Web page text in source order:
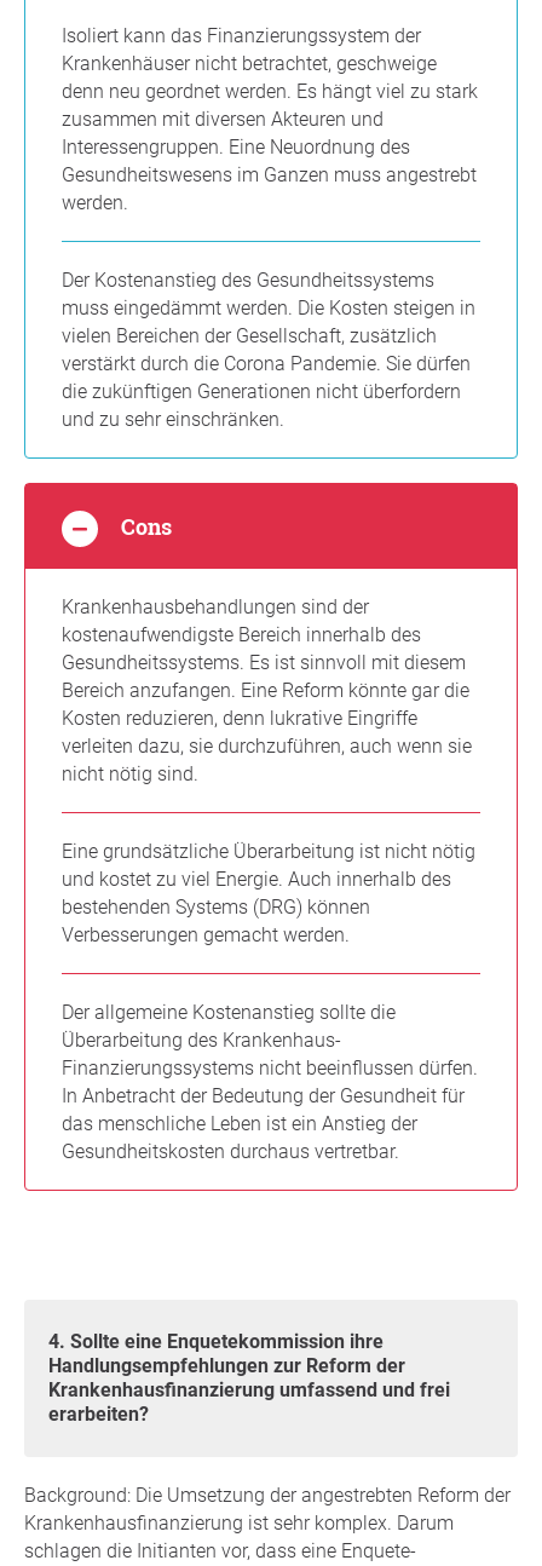
Isoliert kann das Finanzierungssystem der
Krankenhäuser nicht betrachtet, geschweige
denn neu geordnet werden. Es hängt viel zu stark
zusammen mit diversen Akteuren und
Interessengruppen. Eine Neuordnung des
Gesundheitswesens im Ganzen muss angestrebt
werden.
Der Kostenanstieg des Gesundheitssystems
muss eingedämmt werden. Die Kosten steigen in
vielen Bereichen der Gesellschaft, zusätzlich
verstärkt durch die Corona Pandemie. Sie dürfen
die zukünftigen Generationen nicht überfordern
und zu sehr einschränken.
Cons
Krankenhausbehandlungen sind der
kostenaufwendigste Bereich innerhalb des
Gesundheitssystems. Es ist sinnvoll mit diesem
Bereich anzufangen. Eine Reform könnte gar die
Kosten reduzieren, denn lukrative Eingriffe
verleiten dazu, sie durchzuführen, auch wenn sie
nicht nötig sind.
Eine grundsätzliche Überarbeitung ist nicht nötig
und kostet zu viel Energie. Auch innerhalb des
bestehenden Systems (DRG) können
Verbesserungen gemacht werden.
Der allgemeine Kostenanstieg sollte die
Überarbeitung des Krankenhaus-
Finanzierungssystems nicht beeinflussen dürfen.
In Anbetracht der Bedeutung der Gesundheit für
das menschliche Leben ist ein Anstieg der
Gesundheitskosten durchaus vertretbar.
4. Sollte eine Enquetekommission ihre
Handlungsempfehlungen zur Reform der
Krankenhausfinanzierung umfassend und frei
erarbeiten?
Background: Die Umsetzung der angestrebten Reform der
Krankenhausfinanzierung ist sehr komplex. Darum
schlagen die Initianten vor, dass eine Enquete-